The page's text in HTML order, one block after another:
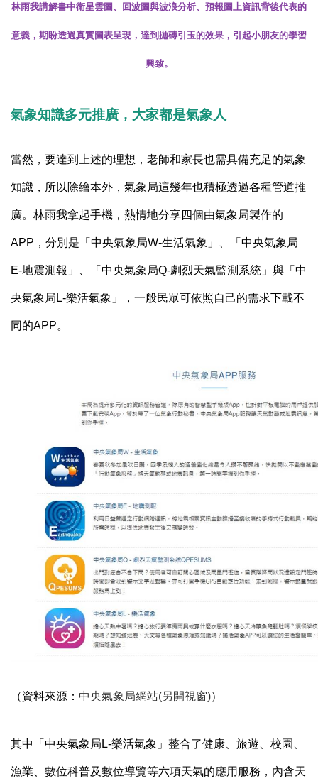
林雨我講解書中衛星雲圖、回波圖與波浪分析、預報圖上資訊背後代表的
意義， 期盼透過真實圖表呈現，達到拋磚引玉的效果，引起小朋友的學習
興致。
氣象知識多元推廣，大家都是氣象人
當然，要達到上述的理想，老師和家長也需具備充足的氣象
知識，所以除繪本外，氣象局這幾年也積極透過各種管道推
廣。林雨我拿起手機，熱情地分享四個由氣象局製作的
APP ，分別是「中央氣象局W-生活氣象」、「中央氣象局
E-地震測報」、「中央氣象局Q-劇烈天氣監測系統」與「中
央氣象局L-樂活氣象 」，一般民眾可依照自己的需求下載不
同的APP。
（資料來源： 中央氣象局網站(另開視窗)）
其中「 中央氣象局L-樂活氣象」整合了健康、旅遊、校園、
漁業、數位科普及數位導覽等六項天氣的應用服務，內含天